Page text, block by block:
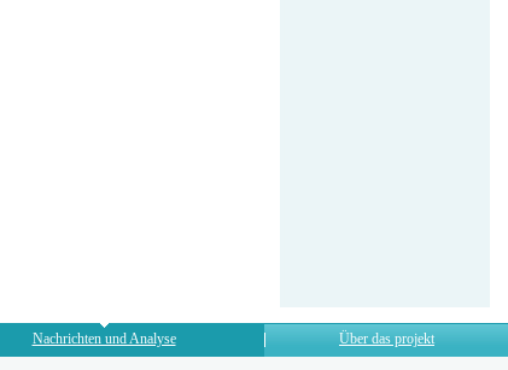
Nachrichten und Analyse Über das projekt